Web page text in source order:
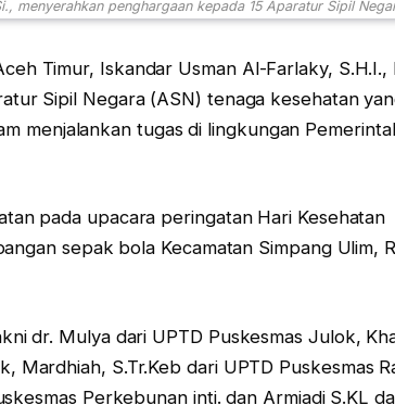
menyerahkan penghargaan kepada 15 Aparatur Sipil
Timur, Iskandar Usman Al-Farlaky, S.H.I.,
Sipil Negara (ASN) tenaga kesehatan
menjalankan tugas di lingkungan
pada upacara peringatan Hari Kesehatan
sepak bola Kecamatan Simpang Ulim,
dr. Mulya dari UPTD Puskesmas Julok,
Mardhiah, S.Tr.Keb dari UPTD Puskesmas
Perkebunan inti. dan Armiadi S.KL